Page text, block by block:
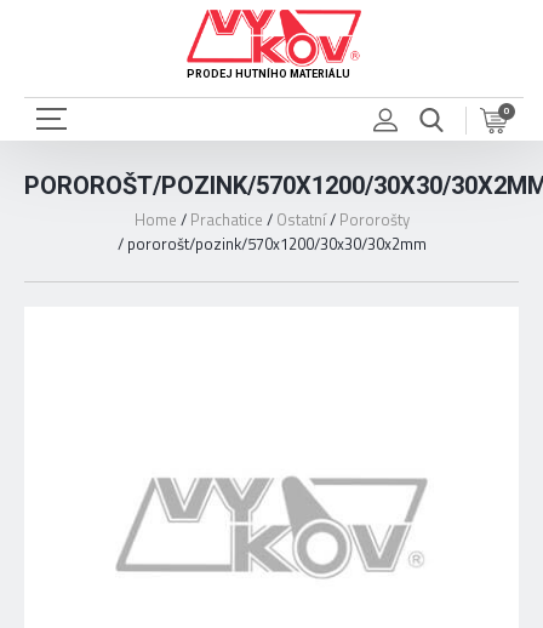
PRODEJ HUTNÍHO MATERIÁLU
0
POROROŠT/POZINK/570X1200/30X30/
Home / Prachatice / Ostatní/ Pororošty
/ pororošt/pozink/570x1200/30x30/30x2mm